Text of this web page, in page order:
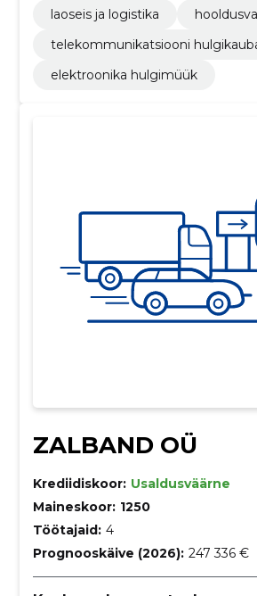
laoseis ja logistika
telekommunikatsiooni
elektroonika hulgimüük
ZALBAND OÜ
Krediidiskoor: Usaldusväärne
Maineskoor: 1250
Töötajaid: 4
Prognooskäive (2026): 247 336 €